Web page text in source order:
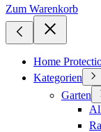
Zum Warenkorb
Home
Kategorien
Garten